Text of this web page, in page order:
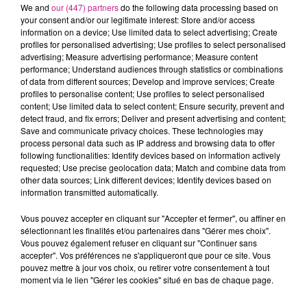
Cet élément est masqué compte-tenu du refus du
dépôt de cookies que vous avez exprimé. Si vous
souhaitez l'afficher, merci de nous donner votre accord
en cliquant sur le bouton ci-dessous.
Afficher l'élément
TITRES DIFFUSÉS Voir plus
20h00
20h00 19h56
19h56 19h53
19h53
We and our (447) partnersdo the following data processing based on
your consent and/or our legitimate interest: Store and/or access
information on a device; Use limited data to select advertising; Create
profiles for personalised advertising; Use profiles to select personalised
advertising; Measure advertising performance; Measure content
performance; Understand audiences through statistics or combinations
of data from different sources; Develop and improve services; Create
profiles to personalise content; Use profiles to select personalised
content; Use limited data to select content; Ensure security, prevent and
detect fraud, and fix errors; Deliver and present advertising and content;
Save and communicate privacy choices. These technologies may
process personal data such as IP address and browsing data to offer
following functionalities: Identify devices based on information actively
requested; Use precise geolocation data; Match and combine data from
other data sources; Link different devices; Identify devices based on
information transmitted automatically.
Vous pouvez accepter en cliquant sur "Accepter et fermer", ou affiner en
sélectionnant les finalités et/ou partenaires dans "Gérer mes choix".
Vous pouvez également refuser en cliquant sur "Continuer sans
accepter". Vos préférences ne s'appliqueront que pour ce site. Vous
pouvez mettre à jour vos choix, ou retirer votre consentement à tout
moment via le lien "Gérer les cookies" situé en bas de chaque page.